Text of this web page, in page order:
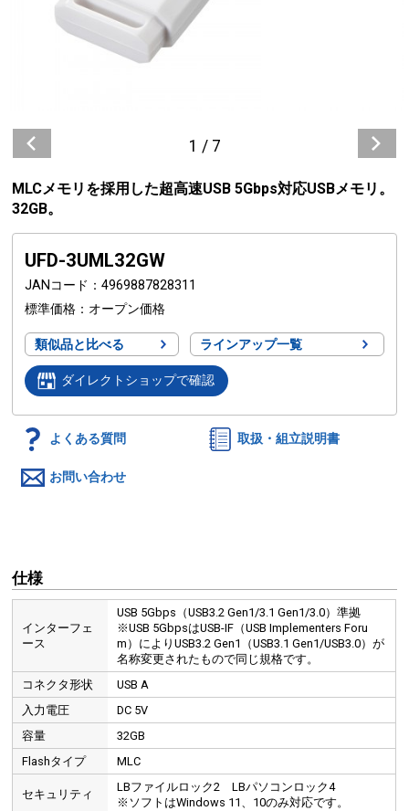
1 / 7
MLCメモリを採用した超高速USB 5Gbps対応USBメモリ。
32GB。
UFD-3UML32GW
JANコード
4969887828311
標準価格
オープン価格
類似品と比べる ラインアップ一覧
ダイレクトショップで確認
よくある質問 取扱・組立説明書
お問い合わせ
仕様
インターフェ
ース
USB 5Gbps（USB3.2 Gen1/3.1 Gen1/3.0）準拠
※USB 5GbpsはUSB-IF（USB Implementers Foru
m）によりUSB3.2 Gen1（USB3.1 Gen1/USB3.0）が
名称変更されたもので同じ規格です。
コネクタ形状
USB A
入力電圧
DC 5V
容量
32GB
Flashタイプ
MLC
セキュリティ
LBファイルロック2 LBパソコンロック4
※ソフトはWindows 11、10のみ対応です。